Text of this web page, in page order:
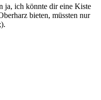
ja, ich könnte dir eine Kiste
bieten, müssten nur
.